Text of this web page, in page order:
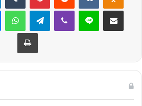
MessengerWhatsAppTelegramViber Line E-Posta ile
Yazdır